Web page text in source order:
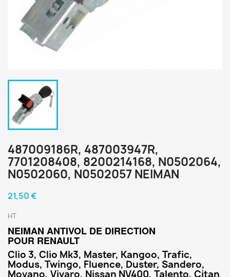
487009186R, 487003947R,
7701208408, 8200214168, N0502064,
N0502060, N0502057 NEIMAN
21,50 €
HT
NEIMAN ANTIVOL DE DIRECTION
POUR RENAULT
Clio 3, Clio Mk3, Master, Kangoo, Trafic,
Modus, Twingo, Fluence, Duster, Sandero,
Movano, Vivaro, Nissan NV400, Talento, Citan